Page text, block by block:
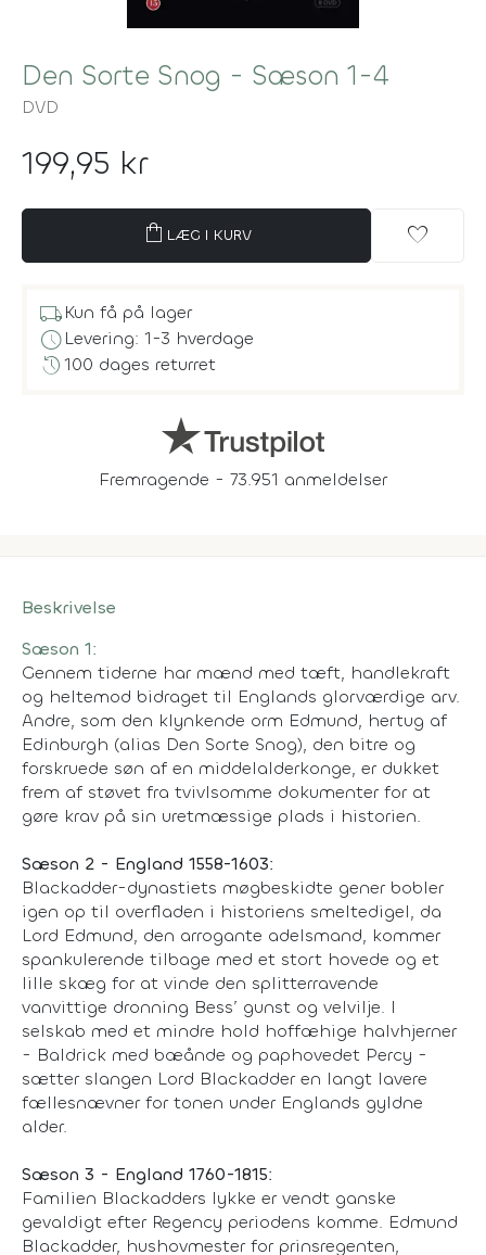
Den Sorte Snog - Sæson 1-4
DVD
199,95 kr
shopping_bag LÆG I KURV favorite
local_shippingKun få på lager
scheduleLevering: 1-3 hverdage
history100 dages returret
Fremragende - 73.951 anmeldelser
Beskrivelse
Sæson 1:
Gennem tiderne har mænd med tæft, handlekraft
og heltemod bidraget til Englands glorværdige arv.
Andre, som den klynkende orm Edmund, hertug af
Edinburgh (alias Den Sorte Snog), den bitre og
forskruede søn af en middelalderkonge, er dukket
frem af støvet fra tvivlsomme dokumenter for at
gøre krav på sin uretmæssige plads i historien.
Sæson 2 - England 1558-1603:
Blackadder-dynastiets møgbeskidte gener bobler
igen op til overfladen i historiens smeltedigel, da
Lord Edmund, den arrogante adelsmand, kommer
spankulerende tilbage med et stort hovede og et
lille skæg for at vinde den splitterravende
vanvittige dronning Bess’ gunst og velvilje. I
selskab med et mindre hold hoffæhige halvhjerner
- Baldrick med bæånde og paphovedet Percy -
sætter slangen Lord Blackadder en langt lavere
fællesnævner for tonen under Englands gyldne
alder.
Sæson 3 - England 1760-1815:
Familien Blackadders lykke er vendt ganske
gevaldigt efter Regency periodens komme. Edmund
Blackadder, hushovmester for prinsregenten,